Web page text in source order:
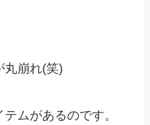
丸崩れ(笑)
ムがあるのです。